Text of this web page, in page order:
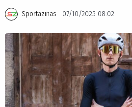
Sportazinas 07/10/2025 08:02